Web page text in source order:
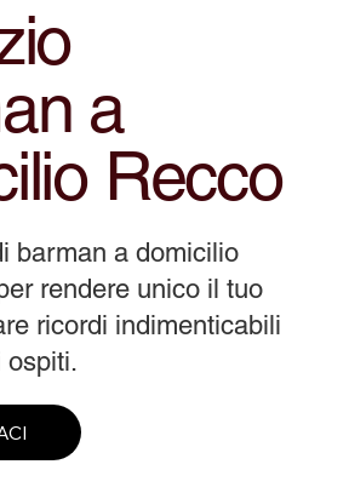
a
Recco
barman a domicilio
rendere unico il tuo
ricordi indimenticabili
ospiti.